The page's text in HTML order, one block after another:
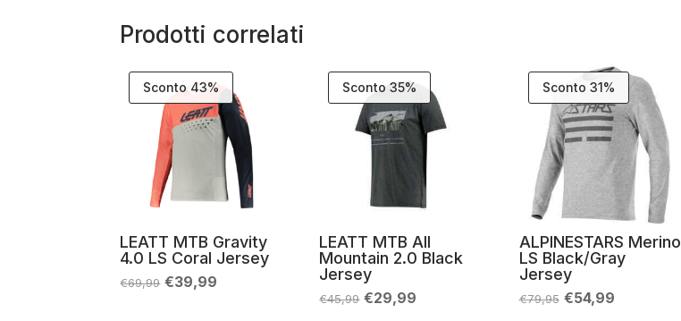
Prodotti correlati
Sconto 43%
LEATT MTB Gravity
4.0 LS Coral Jersey
€69,99 Il
prezzo
€39,99
Sconto 35%
LEATT MTB All
Mountain 2.0 Black
Jersey
€45,99 Il
prezzo
€29,99
Sconto 31%
ALPINESTARS Merino
LS Black/Gray
Jersey
€79,95 Il
prezzo
€54,99Il